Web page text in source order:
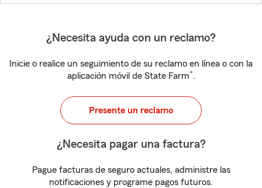
¿Necesita ayuda con un reclamo?
Inicie o realice un seguimiento de su reclamo en línea o con la
aplicación móvil de State Farm®.
Presente un reclamo
¿Necesita pagar una factura?
Pague facturas de seguro actuales, administre las
notificaciones y programe pagos futuros.